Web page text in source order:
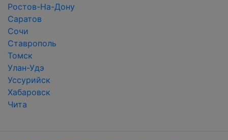
Ростов-На-Дону
Саратов
Сочи
Ставрополь
Томск
Улан-Удэ
Уссурийск
Хабаровск
Чита